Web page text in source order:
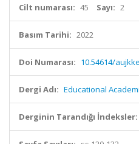
Cilt numarası: 45 Sayı: 2
Basım Tarihi: 2022
Doi Numarası: 10.54614/
Dergi Adı: Educational
Derginin Tarandığı İndeksler: